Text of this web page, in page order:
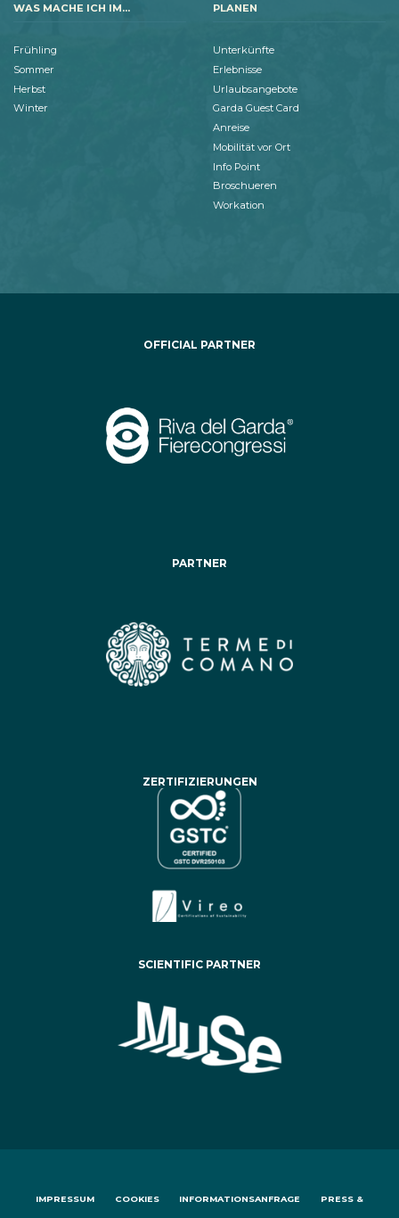
WAS MACHE ICH IM...
Frühling
Sommer
Herbst
Winter
PLANEN
Unterkünfte
Erlebnisse
Urlaubsangebote
Garda Guest Card
Anreise
Mobilität vor Ort
Info Point
Broschueren
Workation
OFFICIAL PARTNER
PARTNER
ZERTIFIZIERUNGEN
SCIENTIFIC PARTNER
IMPRESSUM COOKIES INFORMATIONSANFRAGE PRESS &